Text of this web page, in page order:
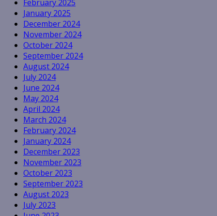
February 2025
January 2025
December 2024
November 2024
October 2024
September 2024
August 2024
July 2024
June 2024
May 2024
April 2024
March 2024
February 2024
January 2024
December 2023
November 2023
October 2023
September 2023
August 2023
July 2023